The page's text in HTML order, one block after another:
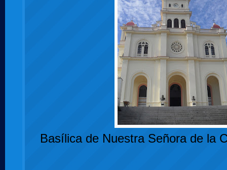
Basílica de Nuestra Señora de la